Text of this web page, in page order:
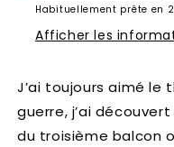
Habituellement prête en
Afficher les
J’ai toujours aimé le
guerre, j’ai
du troisième balcon